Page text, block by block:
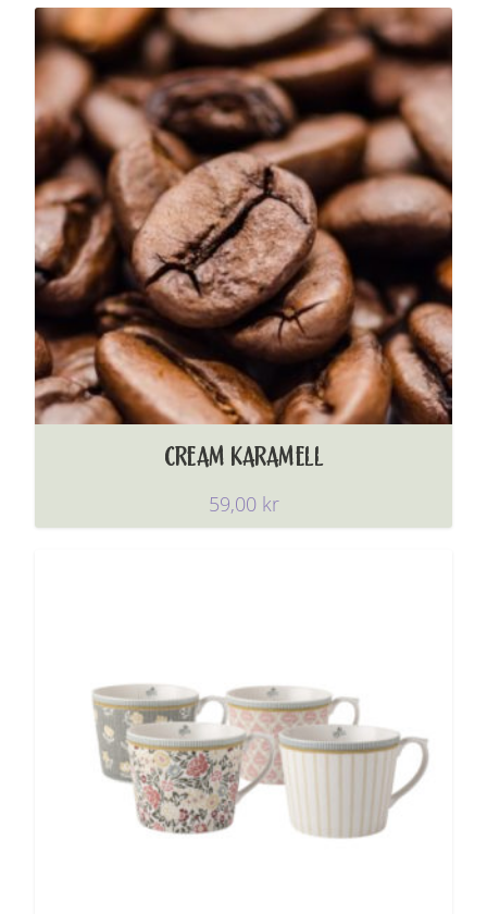
CREAM KARAMELL
59,00 kr